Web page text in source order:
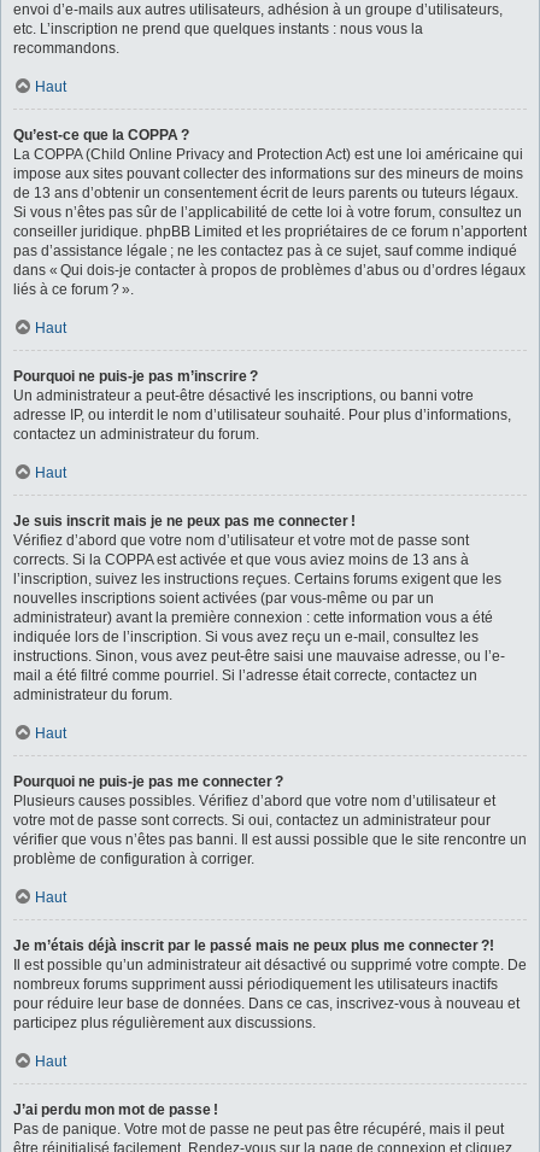
envoi d’e-mails aux autres utilisateurs, adhésion à un groupe d’utilisateurs,
etc. L’inscription ne prend que quelques instants : nous vous la
recommandons.
Haut
Qu’est-ce que la COPPA ?
La COPPA (Child Online Privacy and Protection Act) est une loi américaine qui
impose aux sites pouvant collecter des informations sur des mineurs de moins
de 13 ans d’obtenir un consentement écrit de leurs parents ou tuteurs légaux.
Si vous n’êtes pas sûr de l’applicabilité de cette loi à votre forum, consultez un
conseiller juridique. phpBB Limited et les propriétaires de ce forum n’apportent
pas d’assistance légale ; ne les contactez pas à ce sujet, sauf comme indiqué
dans « Qui dois-je contacter à propos de problèmes d’abus ou d’ordres légaux
liés à ce forum ? ».
Haut
Pourquoi ne puis-je pas m’inscrire ?
Un administrateur a peut-être désactivé les inscriptions, ou banni votre
adresse IP, ou interdit le nom d’utilisateur souhaité. Pour plus d’informations,
contactez un administrateur du forum.
Haut
Je suis inscrit mais je ne peux pas me connecter !
Vérifiez d’abord que votre nom d’utilisateur et votre mot de passe sont
corrects. Si la COPPA est activée et que vous aviez moins de 13 ans à
l’inscription, suivez les instructions reçues. Certains forums exigent que les
nouvelles inscriptions soient activées (par vous-même ou par un
administrateur) avant la première connexion : cette information vous a été
indiquée lors de l’inscription. Si vous avez reçu un e-mail, consultez les
instructions. Sinon, vous avez peut-être saisi une mauvaise adresse, ou l’e-
mail a été filtré comme pourriel. Si l’adresse était correcte, contactez un
administrateur du forum.
Haut
Pourquoi ne puis-je pas me connecter ?
Plusieurs causes possibles. Vérifiez d’abord que votre nom d’utilisateur et
votre mot de passe sont corrects. Si oui, contactez un administrateur pour
vérifier que vous n’êtes pas banni. Il est aussi possible que le site rencontre un
problème de configuration à corriger.
Haut
Je m’étais déjà inscrit par le passé mais ne peux plus me connecter ?!
Il est possible qu’un administrateur ait désactivé ou supprimé votre compte. De
nombreux forums suppriment aussi périodiquement les utilisateurs inactifs
pour réduire leur base de données. Dans ce cas, inscrivez-vous à nouveau et
participez plus régulièrement aux discussions.
Haut
J’ai perdu mon mot de passe !
Pas de panique. Votre mot de passe ne peut pas être récupéré, mais il peut
être réinitialisé facilement. Rendez-vous sur la page de connexion et cliquez